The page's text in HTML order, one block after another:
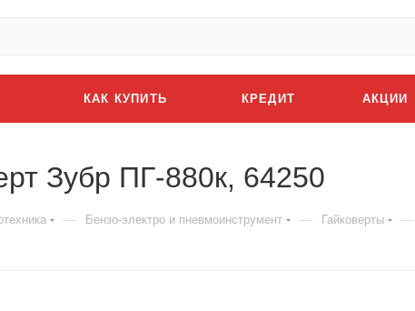
КАК КУПИТЬ КРЕДИТ АКЦИИ
Зубр ПГ-880к, 64250
— Бензо-электро и пневмоинструмент — Гайковерты —